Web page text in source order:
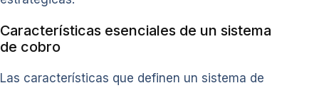
Características esenciales de un sistema
de cobro
Las características que definen un sistema de